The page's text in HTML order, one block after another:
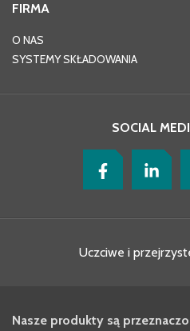
FIRMA
O NAS
SYSTEMY SKŁADOWANIA
SOCIAL
Uczciwe i
Nasze produkty są